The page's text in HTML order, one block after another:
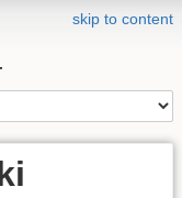
skip to content